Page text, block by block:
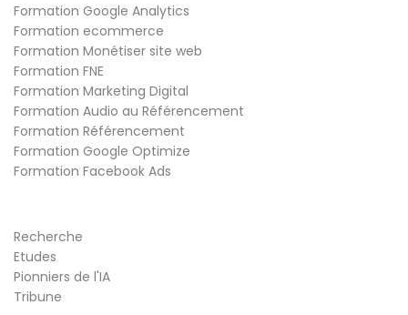
Formation Google Analytics
Formation ecommerce
Formation Monétiser site web
Formation FNE
Formation Marketing Digital
Formation Audio au Référencement
Formation Référencement
Formation Google Optimize
Formation Facebook Ads
Recherche
Etudes
Pionniers de l'IA
Tribune